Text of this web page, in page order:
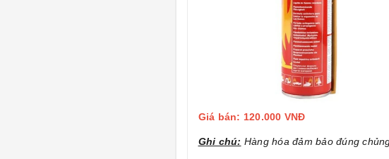
Giá bán: 120.000 VNĐ
Ghi chú: Hàng hóa đảm bảo đúng